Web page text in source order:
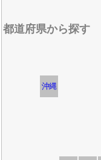
都道府県から探す
沖縄